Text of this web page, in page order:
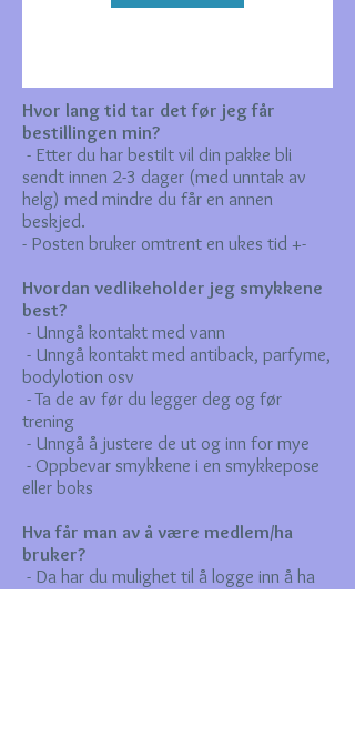
Hvor lang tid tar det før jeg får
bestillingen min?
- Etter du har bestilt vil din pakke bli
sendt innen 2-3 dager (med unntak av
helg) med mindre du får en annen
beskjed.
- Posten bruker omtrent en ukes tid +-
Hvordan vedlikeholder jeg smykkene
best?
- Unngå kontakt med vann
- Unngå kontakt med antiback, parfyme,
bodylotion osv
- Ta de av før du legger deg og før
trening
- Unngå å justere de ut og inn for mye
- Oppbevar smykkene i en smykkepose
eller boks
Hva får man av å være medlem/ha
bruker?
- Da har du mulighet til å logge inn å ha